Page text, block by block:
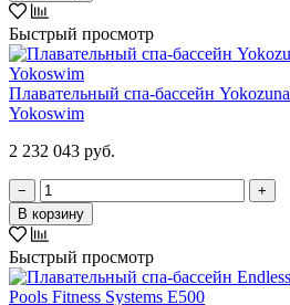
Быстрый просмотр
Плавательный спа-бассейн Yokozuna
Yokoswim
2 232 043 руб.
−
+
В корзину
Быстрый просмотр